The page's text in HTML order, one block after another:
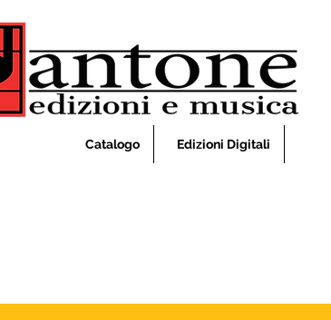
Catalogo Edizioni Digitali